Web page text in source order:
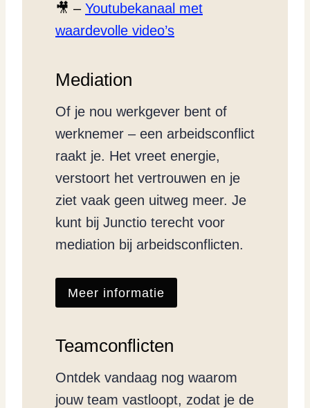
🎥 – Youtubekanaal met
waardevolle video’s
Mediation
Of je nou werkgever bent of
werknemer – een arbeidsconflict
raakt je. Het vreet energie,
verstoort het vertrouwen en je
ziet vaak geen uitweg meer. Je
kunt bij Junctio terecht voor
mediation bij arbeidsconflicten.
Meer informatie
Teamconflicten
Ontdek vandaag nog waarom
jouw team vastloopt, zodat je de